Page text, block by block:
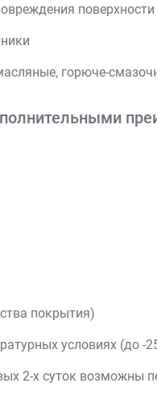
горюче-
покрытия)
условиях (до -
2-х суток возможны